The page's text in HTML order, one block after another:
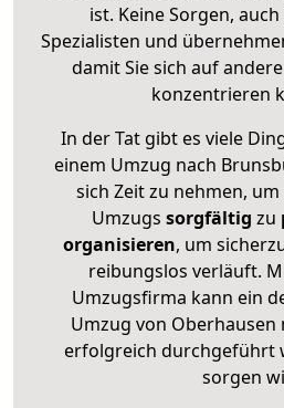
ist. Keine Sorgen,
Spezialisten und
damit Sie sich auf
konzentrieren
In der Tat gibt es viele
einem Umzug nach
sich Zeit zu nehmen,
Umzugs sorgfältig zu
organisieren, um
reibungslos verläuft.
Umzugsfirma kann ein
Umzug von
erfolgreich durchgeführt
sorgen